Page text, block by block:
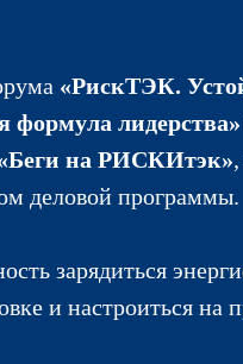
«РискТЭК.
формула лидерства»
на РИСКИтэк»
деловой программы.
зарядиться
и настроиться на